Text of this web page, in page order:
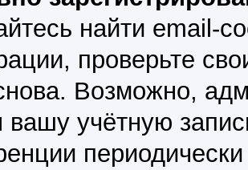
найти email-
проверьте
Возможно,
вашу учётную